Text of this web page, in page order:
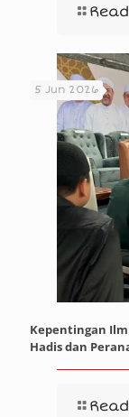
5 Jun 2026
Kepentingan
Hadis dan